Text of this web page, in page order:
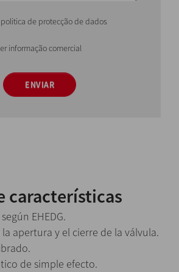
de protecção de dados
informação comercial
ENVIAR
características
EHEDG.
apertura y el cierre de la válvula.
de simple efecto.